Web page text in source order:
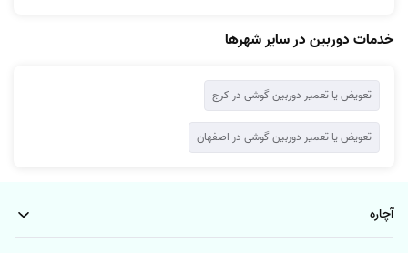
به دلیل سوختن قطعه، فلاش دوربین روشن نشود و باید تعویض گردد.
علت تار شدن دوربین گوشی
فوکوس دوربین از طریق تغییر فاصله بین لنز دوربین و سنسور ایجاد می‌شود.
در واقع دوربین دارای تعدادی لنزهای ریز است که در زمان فوکوس به سمت
است. از جمله دلایل و علت تار شدن دوربین گوشی می‌توان به موارد زیر اشاره
خدمات دوربین در سایر شهرها
تعویض یا تعمیر دوربین گوشی در کرج
تعویض یا تعمیر دوربین گوشی در اصفهان
آچاره